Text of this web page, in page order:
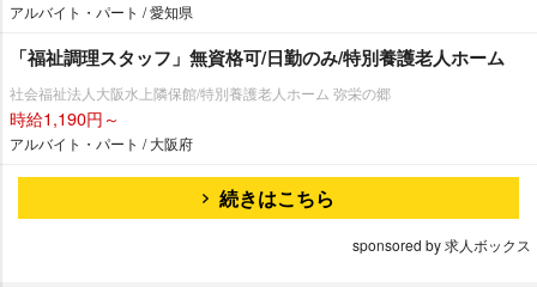
アルバイト・パート / 愛知県
「福祉調理スタッフ」無資格可/日勤のみ/特別養護老人ホーム
社会福祉法人大阪水上隣保館/特別養護老人ホーム 弥栄の郷
時給1,190円～
アルバイト・パート / 大阪府
続きはこちら
sponsored by 求人ボックス